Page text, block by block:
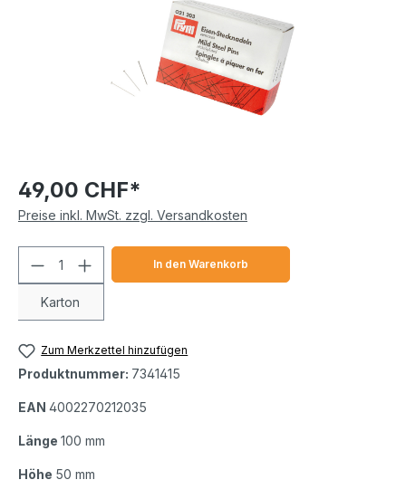
49,00 CHF*
Preise inkl. MwSt. zzgl. Versandkosten
Produkt Anzahl: Gib den
Karton
In den Warenkorb
Zum Merkzettel hinzufügen
Produktnummer: 7341415
EAN 4002270212035
Länge 100 mm
Höhe 50 mm